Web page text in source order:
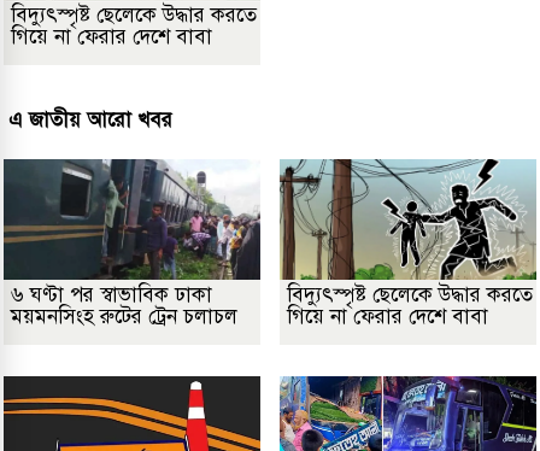
বিদ্যুৎস্পৃষ্ট ছেলেকে উদ্ধার করতে
গিয়ে না ফেরার দেশে বাবা
এ জাতীয় আরো খবর
৬ ঘণ্টা পর স্বাভাবিক ঢাকা
ময়মনসিংহ রুটের ট্রেন চলাচল
বিদ্যুৎস্পৃষ্ট ছেলেকে উদ্ধার করতে
গিয়ে না ফেরার দেশে বাবা